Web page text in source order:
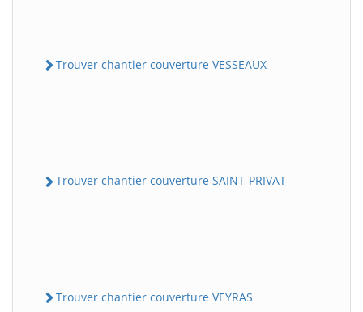
Trouver chantier couverture VESSEAUX
Trouver chantier couverture SAINT-PRIVAT
Trouver chantier couverture VEYRAS